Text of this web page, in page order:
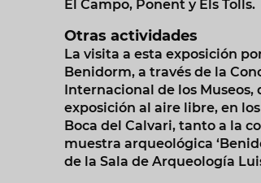
El Campo, Ponent y Els Tolls.
Otras actividades
La visita a esta exposición
Benidorm, a través de la
Internacional de los Museos,
exposición al aire libre, en
Boca del Calvari, tanto a la
muestra arqueológica
de la Sala de Arqueología